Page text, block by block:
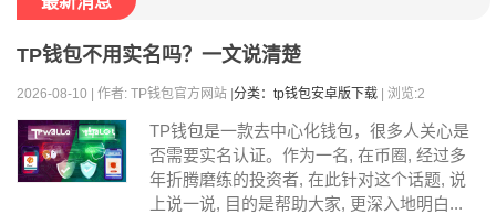
TP钱包不用实名吗？一文说清楚
2026-08-10 | 作者: TP钱包官方网站 | 分类：tp钱包安卓版下载 | 浏览:2
TP钱包是一款去中心化钱包，很多人关心是
否需要实名认证。作为一名, 在币圈, 经过多
年折腾磨练的投资者, 在此针对这个话题, 说
上说一说, 目的是帮助大家, 更深入地明白...